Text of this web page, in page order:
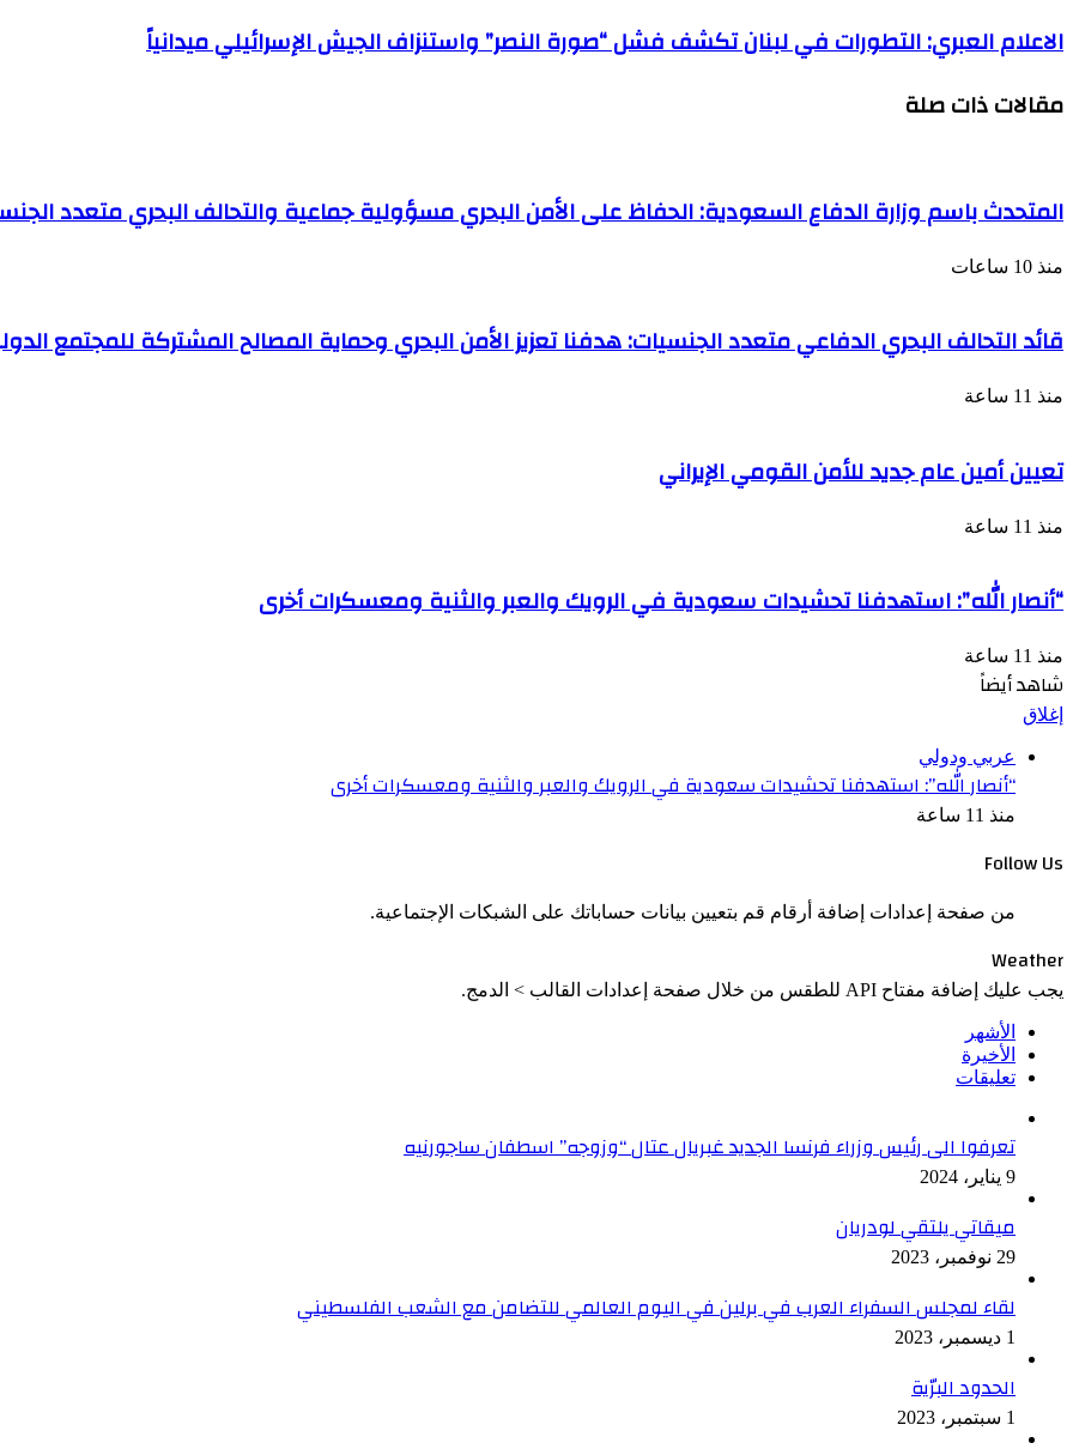
الاعلام العبري: التطورات في لبنان تكشف فشل “صورة النصر” واستنزاف الجيش الإسرائيلي ميدانياً
مقالات ذات صلة
المتحدث باسم وزارة الدفاع السعودية: الحفاظ على الأمن البحري مسؤولية جماعية والتحالف البحري متعدد
منذ 10 ساعات
قائد التحالف البحري الدفاعي متعدد الجنسيات: هدفنا تعزيز الأمن البحري وحماية المصالح المشتركة للمجتمع
منذ 11 ساعة
تعيين أمين عام جديد للأمن القومي الإيراني
منذ 11 ساعة
“أنصار الله”: استهدفنا تحشيدات سعودية في الرويك والعبر والثنية ومعسكرات أخرى
منذ 11 ساعة
شاهد أيضاً
إغلاق
عربي ودولي
“أنصار الله”: استهدفنا تحشيدات سعودية في الرويك والعبر والثنية ومعسكرات أخرى
منذ 11 ساعة
Follow Us
من صفحة إعدادات إضافة أرقام قم بتعيين بيانات حساباتك على الشبكات الإجتماعية.
Weather
يجب عليك إضافة مفتاح API للطقس من خلال صفحة إعدادات القالب > الدمج.
الأشهر
الأخيرة
تعليقات
تعرفوا الى رئيس وزراء فرنسا الجديد غبريال عتال “وزوجه” اسطفان ساجورنيه
9 يناير، 2024
ميقاتي يلتقي لودريان
29 نوفمبر، 2023
لقاء لمجلس السفراء العرب في برلين في اليوم العالمي للتضامن مع الشعب الفلسطيني
1 ديسمبر، 2023
الحدود البرّية
1 سبتمبر، 2023